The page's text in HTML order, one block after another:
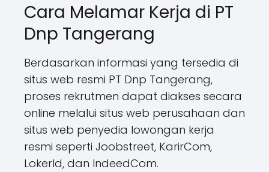
Cara Melamar Kerja di PT
Dnp Tangerang
Berdasarkan informasi yang tersedia di
situs web resmi PT Dnp Tangerang,
proses rekrutmen dapat diakses secara
online melalui situs web perusahaan dan
situs web penyedia lowongan kerja
resmi seperti Joobstreet, KarirCom,
LokerId, dan IndeedCom.